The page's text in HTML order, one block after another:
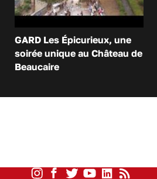
GARD Les Épicurieux, une
soirée unique au Château de
Beaucaire